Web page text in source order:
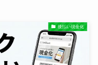
後払い現金化